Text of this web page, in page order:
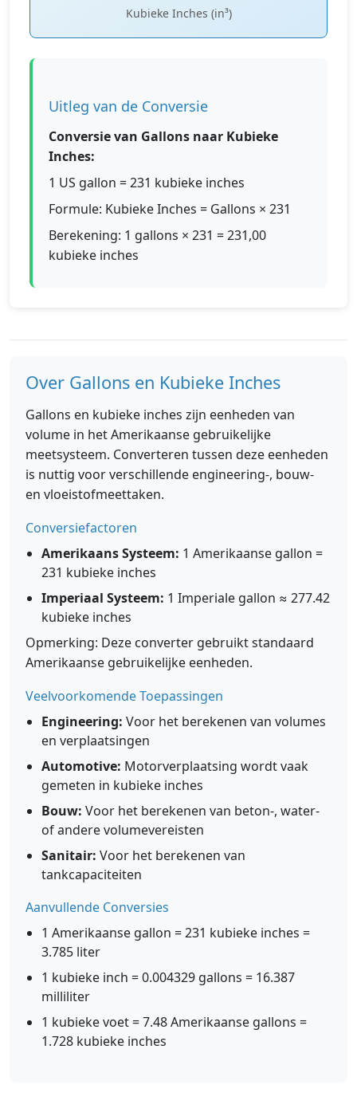
Kubieke Inches (in³)
Uitleg van de Conversie
Conversie van Gallons naar Kubieke
Inches:
1 US gallon = 231 kubieke inches
Formule: Kubieke Inches = Gallons × 231
Berekening: 1 gallons × 231 = 231,00
kubieke inches
Over Gallons en Kubieke Inches
Gallons en kubieke inches zijn eenheden van
volume in het Amerikaanse gebruikelijke
meetsysteem. Converteren tussen deze eenheden
is nuttig voor verschillende engineering-, bouw-
en vloeistofmeettaken.
Conversiefactoren
Amerikaans Systeem: 1 Amerikaanse gallon =
231 kubieke inches
Imperiaal Systeem: 1 Imperiale gallon ≈ 277.42
kubieke inches
Opmerking: Deze converter gebruikt standaard
Amerikaanse gebruikelijke eenheden.
Veelvoorkomende Toepassingen
Engineering: Voor het berekenen van volumes
en verplaatsingen
Automotive: Motorverplaatsing wordt vaak
gemeten in kubieke inches
Bouw: Voor het berekenen van beton-, water-
of andere volumevereisten
Sanitair: Voor het berekenen van
tankcapaciteiten
Aanvullende Conversies
1 Amerikaanse gallon = 231 kubieke inches =
3.785 liter
1 kubieke inch = 0.004329 gallons = 16.387
milliliter
1 kubieke voet = 7.48 Amerikaanse gallons =
1.728 kubieke inches